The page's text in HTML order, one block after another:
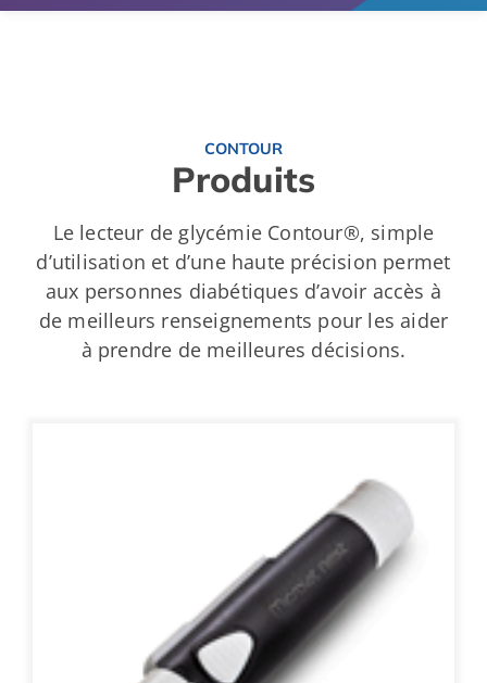
CONTOUR
Produits
Le lecteur de glycémie Contour®, simple
d’utilisation et d’une haute précision permet
aux personnes diabétiques d’avoir accès à
de meilleurs renseignements pour les aider
à prendre de meilleures décisions.